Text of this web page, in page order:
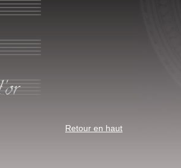
Retour en haut